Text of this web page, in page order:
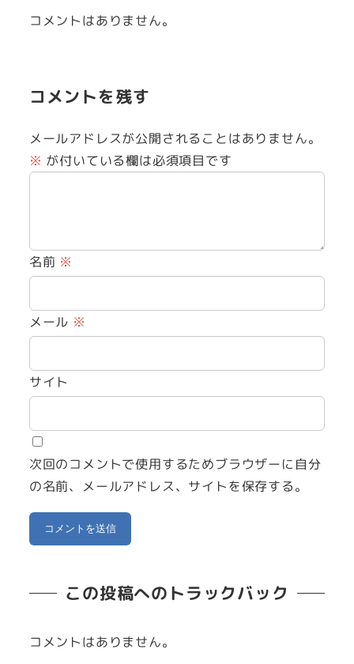
コメントはありません。
コメントを残す
メールアドレスが公開されることはありません。
※ が付いている欄は必須項目です
名前 ※
メール ※
サイト
次回のコメントで使用するためブラウザーに自分
の名前、メールアドレス、サイトを保存する。
この投稿へのトラックバック
コメントはありません。